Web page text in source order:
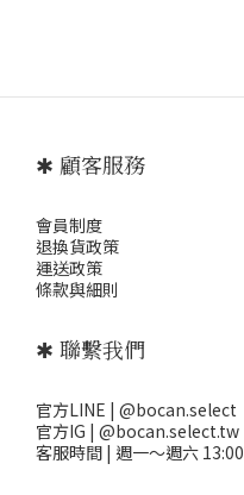
✱ 顧客服務
會員制度
退換貨政策
運送政策
條款與細則
✱ 聯繫我們
官方LINE | @bocan.select
官方IG | @bocan.select.tw
客服時間 | 週一～週六